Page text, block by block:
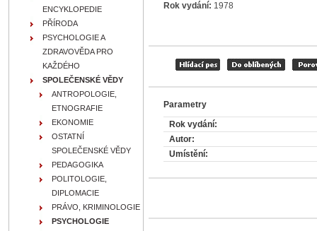
Rok vydání: 1978
Parametry
Rok vydání:
Autor:
Umístění:
ENCYKLOPEDIE
PŘÍRODA
PSYCHOLOGIE A
ZDRAVOVĚDA PRO
KAŽDÉHO
SPOLEČENSKÉ VĚDY
ANTROPOLOGIE,
ETNOGRAFIE
EKONOMIE
OSTATNÍ
SPOLEČENSKÉ VĚDY
PEDAGOGIKA
POLITOLOGIE,
DIPLOMACIE
PRÁVO, KRIMINOLOGIE
PSYCHOLOGIE